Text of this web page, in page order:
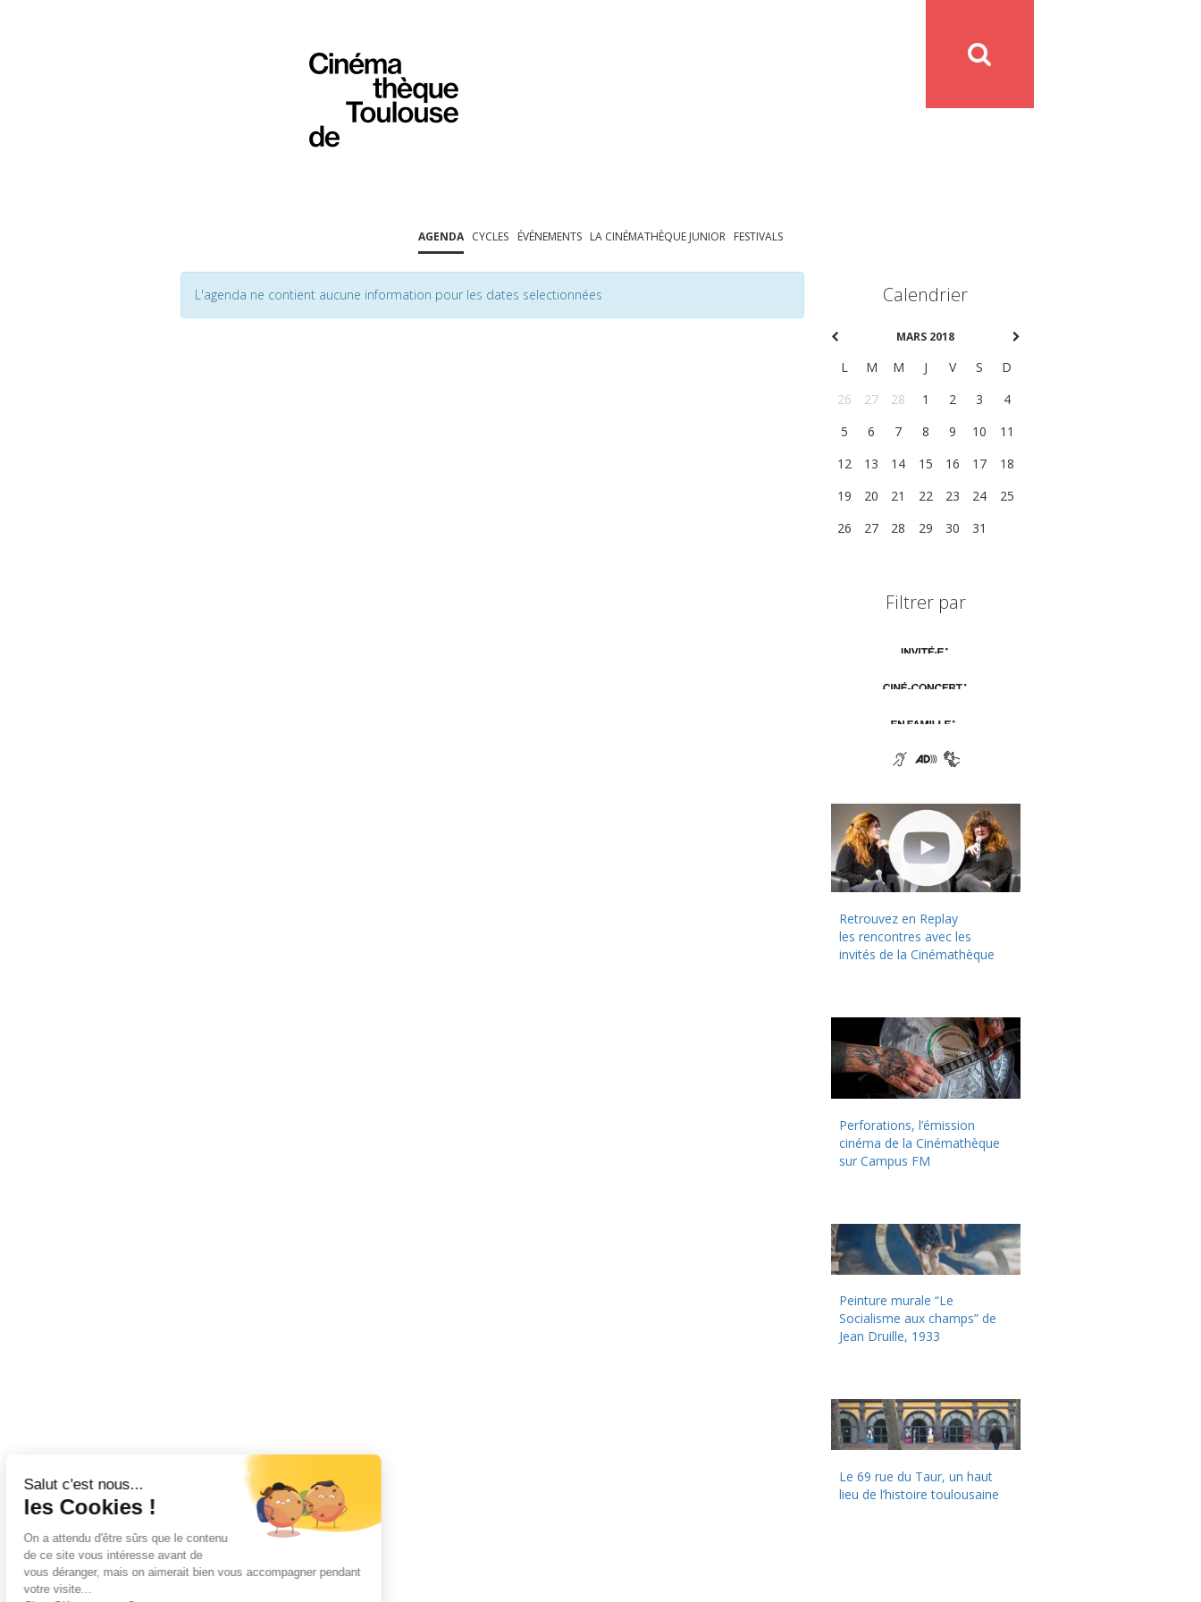
AGENDA CYCLES ÉVÉNEMENTS LA CINÉMATHÈQUE JUNIOR FESTIVALS
L'agenda ne contient aucune information pour les dates selectionnées Calendrier
MARS 2018
L M M J V S
D
26
27 28 1 2 3
4
5
6 7 8 9 10
11
12
13 14 15 16 17
18
19
20 21 22 23 24
25
26
27 28 29 30 31
Filtrer par
Retrouvez en Replay
les rencontres avec les
invités de la Cinémathèque
Perforations, l’émission
cinéma de la Cinémathèque
sur Campus FM
Peinture murale “Le
Socialisme aux champs” de
Jean Druille, 1933
Le 69 rue du Taur, un haut
lieu de l’histoire toulousaine